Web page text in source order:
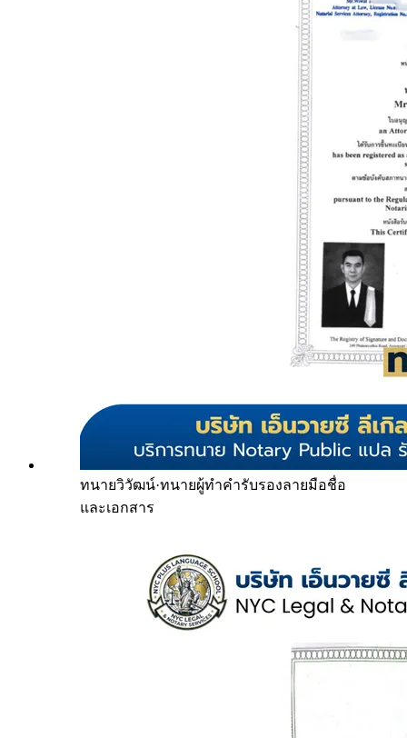
ทนายวิวัฒน์·ทนายผู้ทำคำรับรองลายมือชื่อ
และเอกสาร